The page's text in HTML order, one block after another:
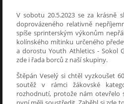
V sobotu 20.5.2023 se za krásně
doprovázeného relativně
spíše sprinterským výkonům
kolínského mítinku určeného
a dorostu Youth Athletics - Sokol
zde i řada borců z naší skupiny.
Štěpán Veselý si chtěl vyzkoušet
soutěž v rámci žákovské
rozhodnutí, protože nám otevřelo